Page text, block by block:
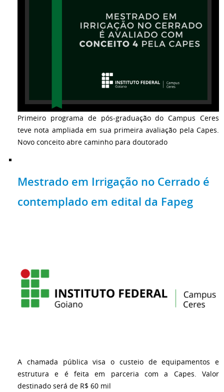
Primeiro programa de pós-graduação do Campus Ceres
teve nota ampliada em sua primeira avaliação pela Capes.
Novo conceito abre caminho para doutorado
Mestrado em Irrigação no Cerrado é
contemplado em edital da Fapeg
A chamada pública visa o custeio de equipamentos e
estrutura e é feita em parceria com a Capes. Valor
destinado será de R$ 60 mil